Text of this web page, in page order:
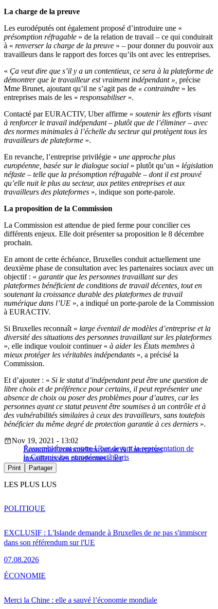
La charge de la preuve
Les eurodéputés ont également proposé d’introduire une «
présomption réfragable » de la relation de travail – ce qui conduirait
à « renverser la charge de la preuve » – pour donner du pouvoir aux
travailleurs dans le rapport des forces qu’ils ont avec les entreprises.
« Ça veut dire que s’il y a un contentieux, ce sera à la plateforme de
démontrer que le travailleur est vraiment indépendant », précise
Mme Brunet, ajoutant qu’il ne s’agit pas de « contraindre » les
entreprises mais de les « responsabiliser».
Contacté par EURACTIV, Uber affirme « soutenir les efforts visant
à renforcer le travail indépendant – plutôt que de l’éliminer – avec
des normes minimales à l’échelle du secteur qui protègent tous les
travailleurs de plateforme ».
En revanche, l’entreprise privilégie « une approche plus
européenne, basée sur le dialogue social » plutôt qu’un « législation
néfaste – telle que la présomption réfragable – dont il est prouvé
qu’elle nuit le plus au secteur, aux petites entreprises et aux
travailleurs des plateformes », indique son porte-parole.
La proposition de la Commission
La Commission est attendue de pied ferme pour concilier ces
différents enjeux. Elle doit présenter sa proposition le 8 décembre
prochain.
En amont de cette échéance, Bruxelles conduit actuellement une
deuxième phase de consultation avec les partenaires sociaux avec un
objectif : « garantir que les personnes travaillant sur des
plateformes bénéficient de conditions de travail décentes, tout en
soutenant la croissance durable des plateformes de travail
numérique dans l’UE », a indiqué un porte-parole de la Commission
à EURACTIV.
Si Bruxelles reconnaît « large éventail de modèles d’entreprise et la
diversité des situations des personnes travaillant sur les plateformes
», elle indique vouloir continuer « à aider les États membres à
mieux protéger les véritables indépendants », a précisé la
Commission.
Et d’ajouter : « Si le statut d’indépendant peut être une question de
libre choix et de préférence pour certains, il peut représenter une
absence de choix ou poser des problèmes pour d’autres, car les
personnes ayant ce statut peuvent être soumises à un contrôle et à
des vulnérabilités similaires à ceux des travailleurs, sans toutefois
bénéficier du même degré de protection garantie à ces derniers ».
Rassemblement contre Uber devant la représentation de
la Commission européenne à Paris
Nov 19, 2021 - 13:02
ÉconomieÉconomieInnovation & Entreprises
travailleurs des plateformesUber
Print Partager
LES PLUS LUS
EXCLUSIF : L'Islande demande à Bruxelles de ne pas s'immiscer
dans son référendum sur l'UE
07.08.2026
POLITIQUE
Merci la Chine : elle a sauvé l’économie mondiale
ÉCONOMIE